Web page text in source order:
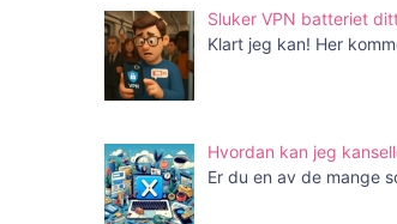
Sluker VPN batteriet
Klart jeg kan! Her
Hvordan kan jeg
Er du en av de mange